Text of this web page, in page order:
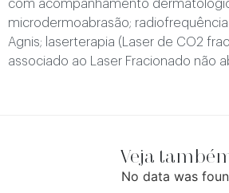
com acompanhamento
microdermoabrasão;
Agnis; laserterapia (Laser de CO2
associado ao Laser Fracionado não
Veja
No data was